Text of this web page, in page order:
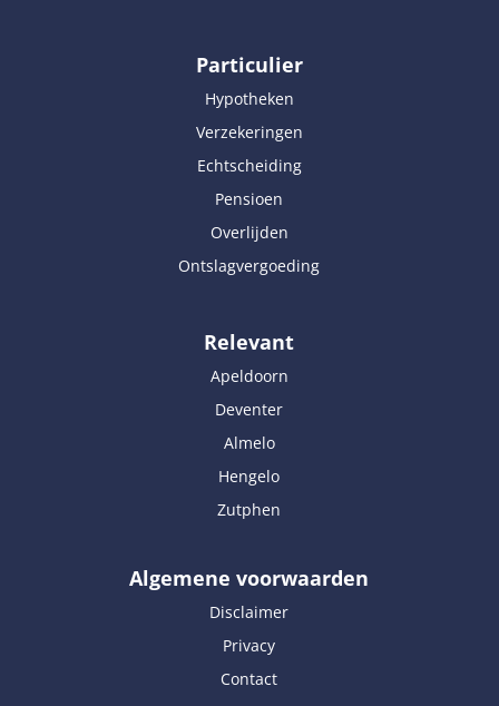
Particulier
Hypotheken
Verzekeringen
Echtscheiding
Pensioen
Overlijden
Ontslagvergoeding
Relevant
Apeldoorn
Deventer
Almelo
Hengelo
Zutphen
Algemene voorwaarden
Disclaimer
Privacy
Contact